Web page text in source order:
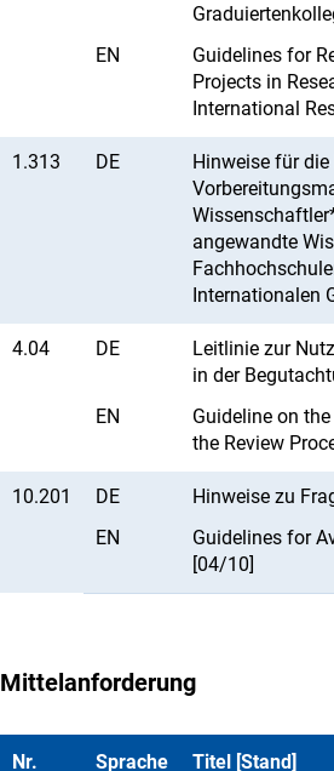
EN
Guidelines for
Projects in
International
1.313 DE
Hinweise für
angewandte
Internationalen
4.04 DE
Leitlinie zur
in der
EN
Guideline on
the Review
10.201 DE
Hinweise zu
EN
Guidelines for
[04/10]
Mittelanforderung
Nr. Sprache Titel [Stand]